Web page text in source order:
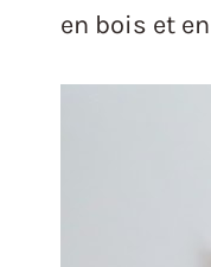
en bois et